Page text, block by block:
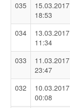
035
15.03.2017
18:53
034
13.03.2017
11:34
033
11.03.2017
23:47
032
10.03.2017
00:08